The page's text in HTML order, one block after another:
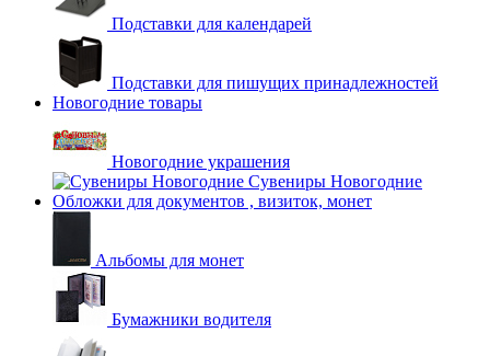
Подставки для календарей
Подставки для пишущих принадлежностей
Новогодние товары
Новогодние украшения
Сувениры Новогодние
Обложки для документов , визиток, монет
Альбомы для монет
Бумажники водителя